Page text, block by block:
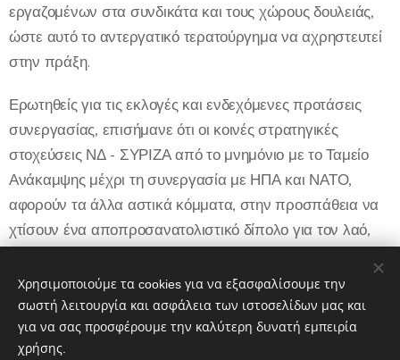
εργαζομένων στα συνδικάτα και τους χώρους δουλειάς,
ώστε αυτό το αντεργατικό τερατούργημα να αχρηστευτεί
στην πράξη.
Ερωτηθείς για τις εκλογές και ενδεχόμενες προτάσεις
συνεργασίας, επισήμανε ότι οι κοινές στρατηγικές
στοχεύσεις ΝΔ - ΣΥΡΙΖΑ από το μνημόνιο με το Ταμείο
Ανάκαμψης μέχρι τη συνεργασία με ΗΠΑ και ΝΑΤΟ,
αφορούν τα άλλα αστικά κόμματα, στην προσπάθεια να
χτίσουν ένα αποπροσανατολιστικό δίπολο για τον λαό,
δυνατό ΚΚΕ γιατί είναι αντιμέτωπος με πολλαπλά
αδιέξοδα που του έχουν φορτώσει όλες οι κυβερνήσεις.
Χρησιμοποιούμε τα cookies για να εξασφαλίσουμε την
σωστή λειτουργία και ασφάλεια των ιστοσελίδων μας και
για να σας προσφέρουμε την καλύτερη δυνατή εμπειρία
χρήσης.